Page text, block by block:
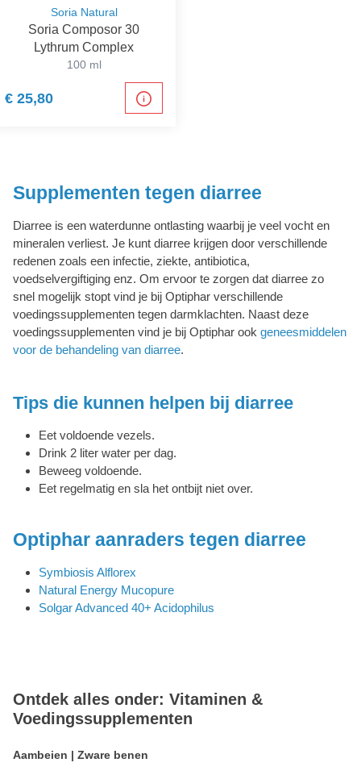
Soria Natural
Soria Composor 30
Lythrum Complex
100 ml
€ 25,80
Supplementen tegen diarree
Diarree is een waterdunne ontlasting waarbij je veel vocht en
mineralen verliest. Je kunt diarree krijgen door verschillende
redenen zoals een infectie, ziekte, antibiotica,
voedselvergiftiging enz. Om ervoor te zorgen dat diarree zo
snel mogelijk stopt vind je bij Optiphar verschillende
voedingssupplementen tegen darmklachten. Naast deze
voedingssupplementen vind je bij Optiphar ook geneesmiddelen
voor de behandeling van diarree.
Tips die kunnen helpen bij diarree
Eet voldoende vezels.
Drink 2 liter water per dag.
Beweeg voldoende.
Eet regelmatig en sla het ontbijt niet over.
Optiphar aanraders tegen diarree
Symbiosis Alflorex
Natural Energy Mucopure
Solgar Advanced 40+ Acidophilus
Ontdek alles onder: Vitaminen &
Voedingssupplementen
Aambeien | Zware benen